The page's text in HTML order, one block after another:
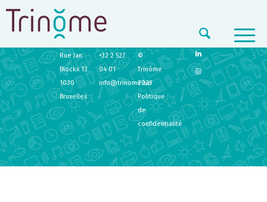
TRINÔME
Rue Jan
Blockx 13
1030
Bruxelles
+32 2 527
04 01
info@trinome.be
©
Trinôme
2023
Politique
de
confidentialité